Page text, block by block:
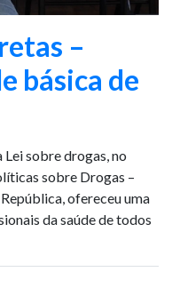
–
básica de
Lei sobre drogas, no
sobre Drogas –
ofereceu uma
da saúde de todos